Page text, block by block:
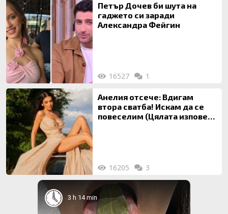
Петър Дочев би шута на
гаджето си заради
Александра Фейгин
16527 1
Анелия отсече: Вдигам
втора сватба! Искам да се
повеселим (Цялата изповед
16205 3
3 h 14 min